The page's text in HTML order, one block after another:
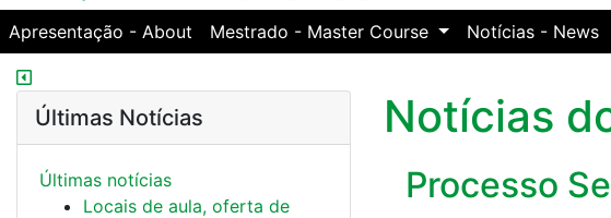
Apresentação - About Mestrado - Master Course Notícias - News
Notícias
Processo
Últimas Notícias
Últimas notí­cias
Locais de aula, oferta de